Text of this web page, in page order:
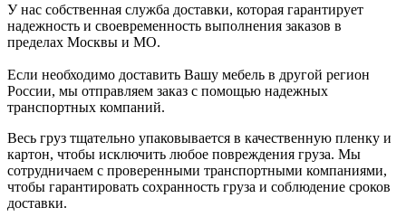
У нас собственная служба доставки, которая гарантирует
надежность и своевременность выполнения заказов в
пределах Москвы и МО.
Если необходимо доставить Вашу мебель в другой регион
России, мы отправляем заказ с помощью надежных
транспортных компаний.
Весь груз тщательно упаковывается в качественную пленку и
картон, чтобы исключить любое повреждения груза. Мы
сотрудничаем с проверенными транспортными компаниями,
чтобы гарантировать сохранность груза и соблюдение сроков
доставки.